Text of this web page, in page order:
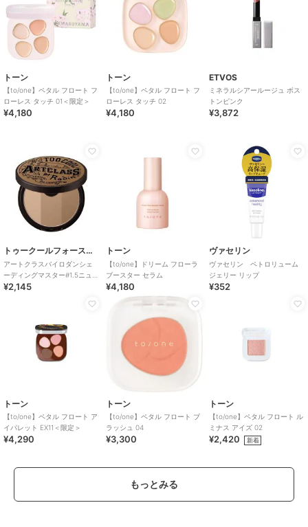
トーン
【to/one】ペタル フロート フ
ローレス タッチ 01＜限定＞
¥4,180
トーン
【to/one】ペタル フロート フ
ローレス タッチ 02
¥4,180
ETVOS
ミネラルシアールージュ ボス
トンピンク
¥3,872
トゥークールフォースクール
アートクラスバイロダンシェ
ーディングマスター#1.5ニュー
トラル (韓国コスメ)
¥2,145
トーン
【to/one】ドリーム フローラ
ブースター セラム
¥4,180
ヴァセリン
ヴァセリン ペトロリューム
ジェリー リップ
¥352
トーン
【to/one】ペタル フロート ア
イパレット EX11＜限定＞
¥4,290
トーン
【to/one】ペタル フロート ブ
ラッシュ 04
¥3,300
トーン
【to/one】ペタル フロート ル
ミナス アイズ 02
¥2,420 新着
もっとみる